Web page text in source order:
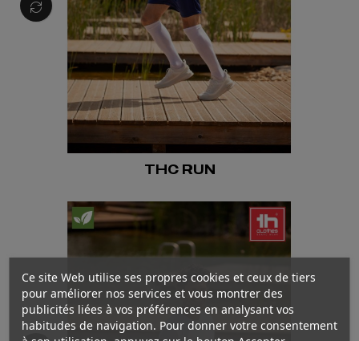
THC RUN
Ce site Web utilise ses propres cookies et ceux de tiers
pour améliorer nos services et vous montrer des
publicités liées à vos préférences en analysant vos
habitudes de navigation. Pour donner votre consentement